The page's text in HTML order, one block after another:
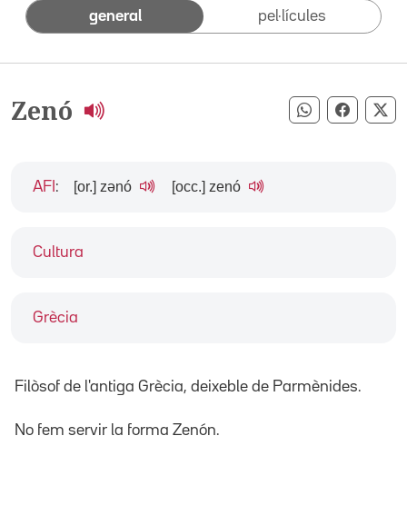
general pel·lícules
Zenó Compartir
Cultura
Grècia
AFI : [or.] zənó [occ.] zenó
Filòsof de l'antiga Grècia, deixeble de Parmènides.
No fem servir la forma Zenón.